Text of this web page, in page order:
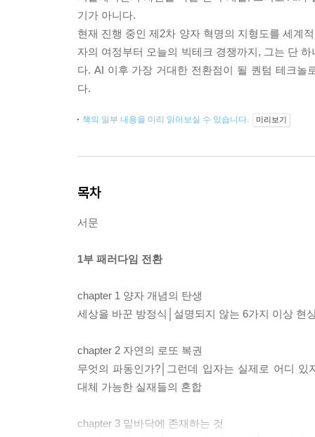
기가 아니다.
현재 진행 중인 제2차 양자 혁명의 지형도를 세계
자의 여정부터 오늘의 빅테크 경쟁까지, 그는 단
다. AI 이후 가장 거대한 전환점이 될 퀀텀 테크놀
다.
책의 일부 내용을 미리 읽어보실 수 있습니다. 미리보기
목차
서문
1부 패러다임 전환
chapter 1 양자 개념의 탄생
세상을 바꾼 방정식│설명되지 않는 6가지 이상 현
chapter 2 자연의 로또 복권
무엇의 파동인가?│그런데 입자는 실제로 어디
대체 가능한 실재들의 혼합
chapter 3 밑바닥에 존재하는 것